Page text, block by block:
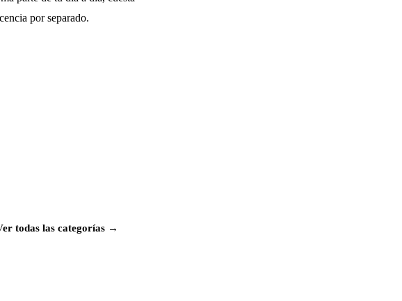
por separado.
todas las categorías →